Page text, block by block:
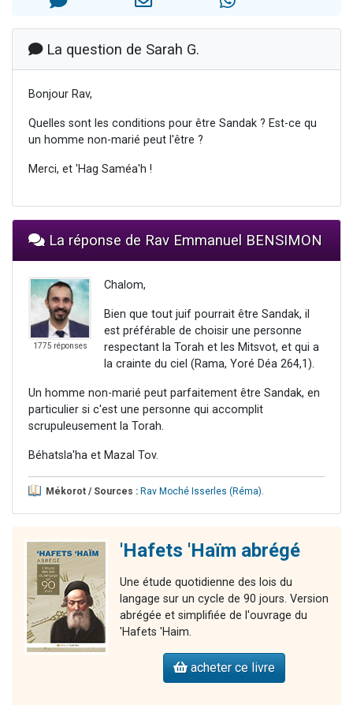
La question de Sarah G.
Bonjour Rav,
Quelles sont les conditions pour être Sandak ? Est-ce qu
un homme non-marié peut l'être ?
Merci, et 'Hag Saméa'h !
La réponse de Rav Emmanuel BENSIMON
1775 réponses
Chalom,
Bien que tout juif pourrait être Sandak, il
est préférable de choisir une personne
respectant la Torah et les Mitsvot, et qui a
la crainte du ciel (Rama, Yoré Déa 264,1).
Un homme non-marié peut parfaitement être Sandak, en
particulier si c'est une personne qui accomplit
scrupuleusement la Torah.
Béhatsla'ha et Mazal Tov.
Mékorot / Sources : Rav Moché Isserles (Réma).
'Hafets 'Haïm abrégé
Une étude quotidienne des lois du
langage sur un cycle de 90 jours. Version
abrégée et simplifiée de l'ouvrage du
'Hafets 'Haim.
acheter ce livre